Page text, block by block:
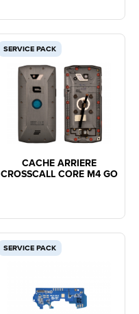
SERVICE PACK
CACHE ARRIERE
CROSSCALL CORE M4 GO
SERVICE PACK